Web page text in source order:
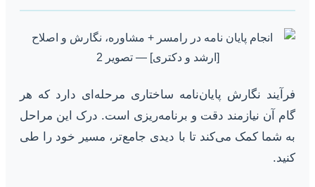
فرآیند نگارش پایان‌نامه ساختاری مرحله‌ای دارد که هر
گام آن نیازمند دقت و برنامه‌ریزی است. درک این مراحل
به شما کمک می‌کند تا با دیدی جامع‌تر، مسیر خود را طی
کنید.